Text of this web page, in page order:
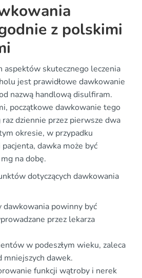
z polskimi
aspektów skutecznego leczenia
jest prawidłowe dawkowanie
nazwą handlową disulfiram.
początkowe dawkowanie tego
dziennie przez pierwsze dwa
okresie, w przypadku
dawka może być
na dobę.
dotyczących dawkowania
dawkowania powinny być
przez lekarza
w podeszłym wieku, zaleca
mniejszych dawek.
funkcji wątroby i nerek